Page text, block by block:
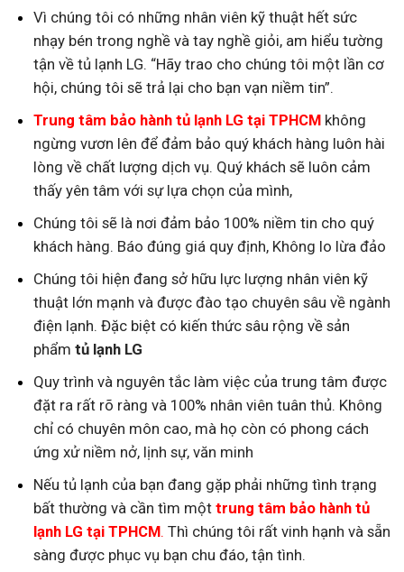
Vì chúng tôi có những nhân viên kỹ thuật hết sức
nhạy bén trong nghề và tay nghề giỏi, am hiểu tường
tận về tủ lạnh LG. “Hãy trao cho chúng tôi một lần cơ
hội, chúng tôi sẽ trả lại cho bạn vạn niềm tin”.
Trung tâm bảo hành tủ lạnh LG tại TPHCM không
ngừng vươn lên để đảm bảo quý khách hàng luôn hài
lòng về chất lượng dịch vụ. Quý khách sẽ luôn cảm
thấy yên tâm với sự lựa chọn của mình,
Chúng tôi sẽ là nơi đảm bảo 100% niềm tin cho quý
khách hàng. Báo đúng giá quy định, Không lo lừa đảo
Chúng tôi hiện đang sở hữu lực lượng nhân viên kỹ
thuật lớn mạnh và được đào tạo chuyên sâu về ngành
điện lạnh. Đặc biệt có kiến thức sâu rộng về sản
phẩm tủ lạnh LG
Quy trình và nguyên tắc làm việc của trung tâm được
đặt ra rất rõ ràng và 100% nhân viên tuân thủ. Không
chỉ có chuyên môn cao, mà họ còn có phong cách
ứng xử niềm nở, lịnh sự, văn minh
Nếu tủ lạnh của bạn đang gặp phải những tình trạng
bất thường và cần tìm một trung tâm bảo hành tủ
lạnh LG tại TPHCM. Thì chúng tôi rất vinh hạnh và sẵn
sàng được phục vụ bạn chu đáo, tận tình.